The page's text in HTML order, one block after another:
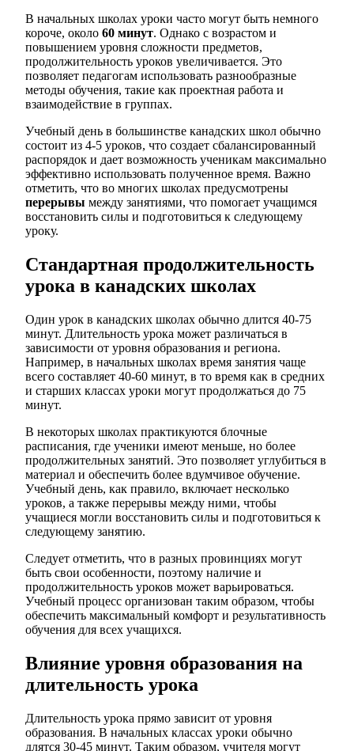
В начальных школах уроки часто могут быть немного
короче, около 60 минут. Однако с возрастом и
повышением уровня сложности предметов,
продолжительность уроков увеличивается. Это
позволяет педагогам использовать разнообразные
методы обучения, такие как проектная работа и
взаимодействие в группах.
Учебный день в большинстве канадских школ обычно
состоит из 4-5 уроков, что создает сбалансированный
распорядок и дает возможность ученикам максимально
эффективно использовать полученное время. Важно
отметить, что во многих школах предусмотрены
перерывы между занятиями, что помогает учащимся
восстановить силы и подготовиться к следующему
уроку.
Стандартная продолжительность
урока в канадских школах
Один урок в канадских школах обычно длится 40-75
минут. Длительность урока может различаться в
зависимости от уровня образования и региона.
Например, в начальных школах время занятия чаще
всего составляет 40-60 минут, в то время как в средних
и старших классах уроки могут продолжаться до 75
минут.
В некоторых школах практикуются блочные
расписания, где ученики имеют меньше, но более
продолжительных занятий. Это позволяет углубиться в
материал и обеспечить более вдумчивое обучение.
Учебный день, как правило, включает несколько
уроков, а также перерывы между ними, чтобы
учащиеся могли восстановить силы и подготовиться к
следующему занятию.
Следует отметить, что в разных провинциях могут
быть свои особенности, поэтому наличие и
продолжительность уроков может варьироваться.
Учебный процесс организован таким образом, чтобы
обеспечить максимальный комфорт и результативность
обучения для всех учащихся.
Влияние уровня образования на
длительность урока
Длительность урока прямо зависит от уровня
образования. В начальных классах уроки обычно
длятся 30-45 минут. Таким образом, учителя могут